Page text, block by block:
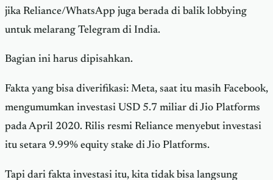
jika Reliance/WhatsApp juga berada di balik lobbying
untuk melarang Telegram di India.
Bagian ini harus dipisahkan.
Fakta yang bisa diverifikasi: Meta, saat itu masih Facebook,
mengumumkan investasi USD 5.7 miliar di Jio Platforms
pada April 2020. Rilis resmi Reliance menyebut investasi
itu setara 9.99% equity stake di Jio Platforms.
Tapi dari fakta investasi itu, kita tidak bisa langsung